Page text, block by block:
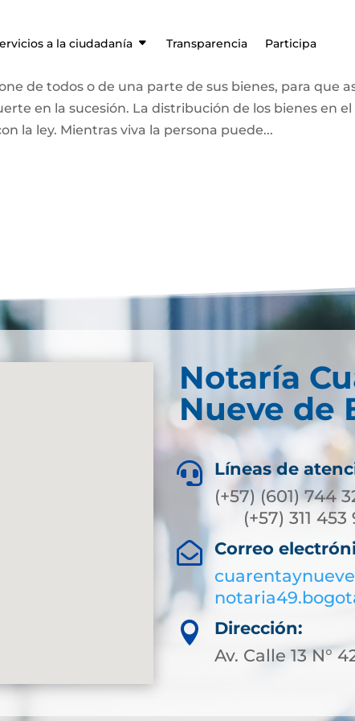
a la ciudadanía Transparencia Participa
de todos o de una parte de sus bienes, para que
en la sucesión. La distribución de los bienes en el
la ley. Mientras viva la persona puede...
Notaría
Nueve de

Líneas de
(+57)
(+57) 311

Correo

Dirección:
Av. Calle 13 N°